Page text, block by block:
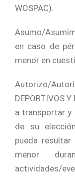
WOSPAC).
Asumo/
en caso de
menor en
Autorizo/
DEPORTIVOS
a transportar y
de su
pueda resultar
menor